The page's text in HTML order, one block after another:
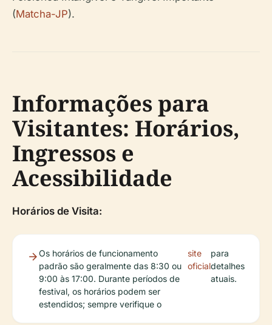
(Matcha-JP).
Informações para
Visitantes: Horários,
Ingressos e
Acessibilidade
Horários de Visita:
Os horários de funcionamento
padrão são geralmente das 8:30 ou
9:00 às 17:00. Durante períodos de
festival, os horários podem ser
estendidos; sempre verifique o
site
oficial
para
detalhes
atuais.